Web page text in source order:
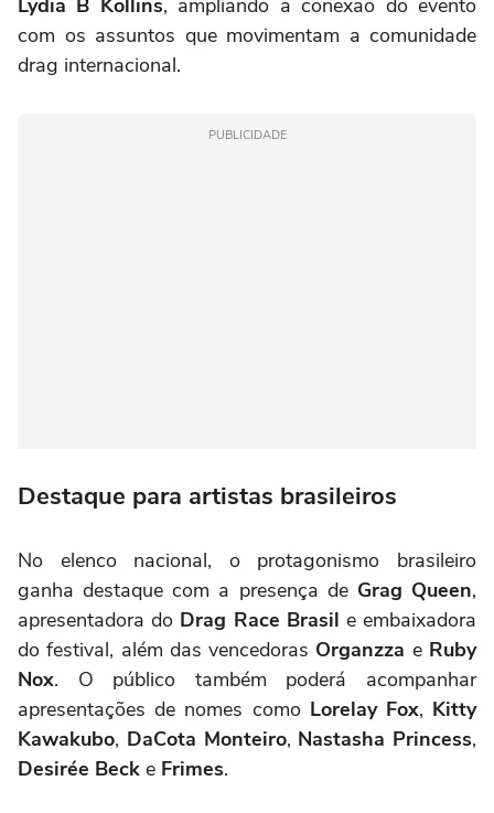
Lydia B Kollins, ampliando a conexão do evento
com os assuntos que movimentam a comunidade
drag internacional.
PUBLICIDADE
Destaque para artistas brasileiros
No elenco nacional, o protagonismo brasileiro
ganha destaque com a presença de Grag Queen,
apresentadora do Drag Race Brasil e embaixadora
do festival, além das vencedoras Organzza e Ruby
Nox. O público também poderá acompanhar
apresentações de nomes como Lorelay Fox, Kitty
Kawakubo, DaCota Monteiro, Nastasha Princess,
Desirée Beck e Frimes.